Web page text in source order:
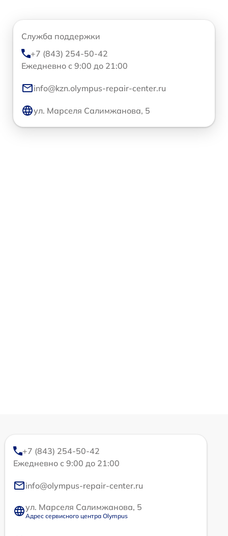
Служба поддержки
+7 (843) 254-50-42
Ежедневно с 9:00 до 21:00
info@kzn.olympus-repair-center.ru
ул. Марселя Салимжанова, 5
+7 (843) 254-50-42
Ежедневно с 9:00 до 21:00
info@olympus-repair-center.ru
ул. Марселя Салимжанова, 5
Адрес сервисного центра Olympus